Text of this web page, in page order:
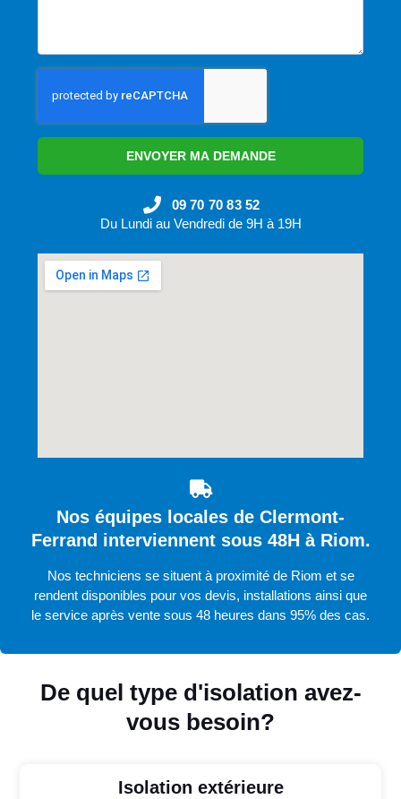
De quel type d'isolation avez-
vous besoin?
Isolation extérieure
ENVOYER MA DEMANDE
09 70 70 83 52
Du Lundi au Vendredi de 9H à 19H
Nos équipes locales de Clermont-
Ferrand interviennent sous 48H à Riom.
Nos techniciens se situent à proximité de Riom et se
rendent disponibles pour vos devis, installations ainsi que
le service après vente sous 48 heures dans 95% des cas.